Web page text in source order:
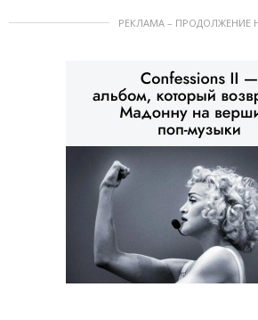
РЕКЛАМА – ПРОДОЛЖЕНИЕ